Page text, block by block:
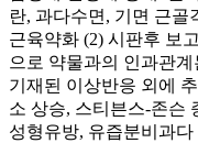
란, 과다수면, 기면 근골
근육약화 (2) 시판후 보
으로 약물과의 인과관
기재된 이상반응 외에
소 상승, 스티븐스-존슨
성형유방, 유즙분비과